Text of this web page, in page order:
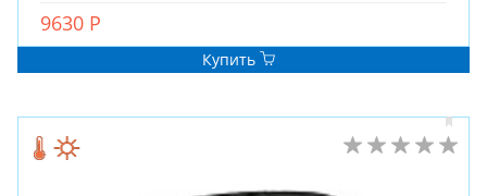
ДЛЯ ГРУЗОВЫХ АВТО
ДЛЯ СПЕЦТЕХНИКИ
9630 Р
Купить